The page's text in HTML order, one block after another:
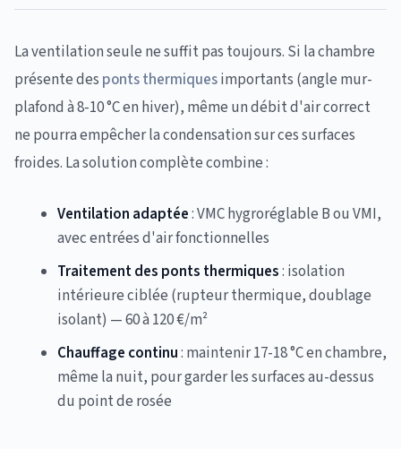
La ventilation seule ne suffit pas toujours. Si la chambre
présente des ponts thermiquesimportants (angle mur-
plafond à 8-10 °C en hiver), même un débit d'air correct
ne pourra empêcher la condensation sur ces surfaces
froides. La solution complète combine :
Ventilation adaptée: VMC hygroréglable B ou VMI,
avec entrées d'air fonctionnelles
Traitement des ponts thermiques: isolation
intérieure ciblée (rupteur thermique, doublage
isolant) — 60 à 120 €/m²
Chauffage continu: maintenir 17-18 °C en chambre,
même la nuit, pour garder les surfaces au-dessus
du point de rosée